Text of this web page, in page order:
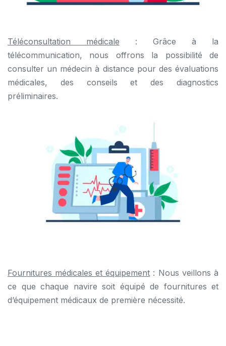
Téléconsultation médicale : Grâce à la
télécommunication, nous offrons la possibilité de
consulter un médecin à distance pour des évaluations
médicales, des conseils et des diagnostics
préliminaires.
Fournitures médicales et équipement : Nous veillons à
ce que chaque navire soit équipé de fournitures et
d’équipement médicaux de première nécessité.